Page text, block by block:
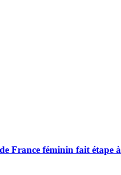
France féminin fait étape